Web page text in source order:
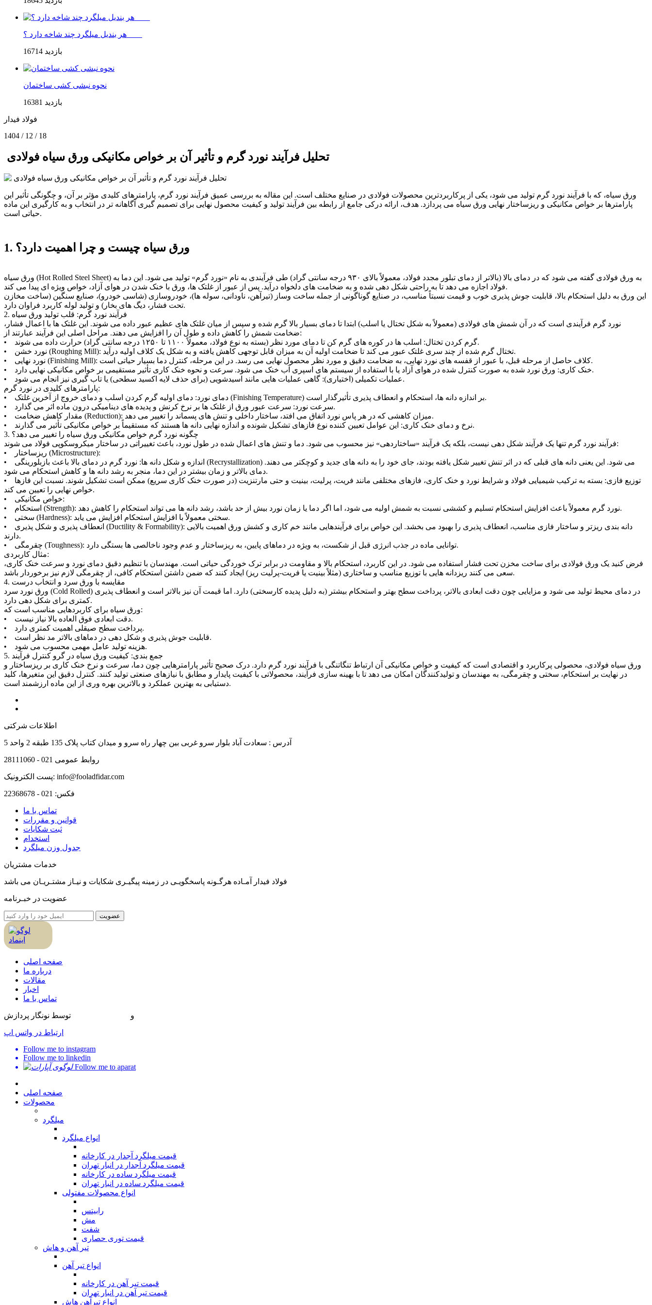
16714 بازدید
نحوه نبشی کشی ساختمان
16381 بازدید
فولاد فيدار
1404 / 12 / 18
تحلیل فرآیند نورد گرم و تأثیر آن بر خواص مکانیکی ورق سیاه فولادی
ورق سیاه، که با فرآیند نورد گرم تولید می شود، یکی از پرکاربردترین محصولات فولادی در صنایع مختلف است. این مقاله به بررسی عمیق فرآیند نورد گرم، پارامترهای کلیدی مؤثر بر آن، و چگونگی تأثیر این
پارامترها بر خواص مکانیکی و ریزساختار نهایی ورق سیاه می پردازد. هدف، ارائه درکی جامع از رابطه بین فرآیند تولید و کیفیت محصول نهایی برای تصمیم گیری آگاهانه تر در انتخاب و به کارگیری این ماده
حیاتی است.
1. ورق سیاه چیست و چرا اهمیت دارد؟
ورق سیاه (Hot Rolled Steel Sheet) به ورق فولادی گفته می شود که در دمای بالا (بالاتر از دمای تبلور مجدد فولاد، معمولاً بالای ۹۳۰ درجه سانتی گراد) طی فرآیندی به نام «نورد گرم» تولید می شود. این دما به
فولاد اجازه می دهد تا به راحتی شکل دهی شده و به ضخامت های دلخواه درآید. پس از عبور از غلتک ها، ورق با خنک شدن در هوای آزاد، خواص ویژه ای پیدا می کند.
این ورق به دلیل استحکام بالا، قابلیت جوش پذیری خوب و قیمت نسبتاً مناسب، در صنایع گوناگونی از جمله ساخت وساز (تیرآهن، ناودانی، سوله ها)، خودروسازی (شاسی خودرو)، صنایع سنگین (ساخت مخازن
تحت فشار، دیگ های بخار) و تولید لوله کاربرد فراوان دارد.
2. فرآیند نورد گرم: قلب تولید ورق سیاه
نورد گرم فرآیندی است که در آن شمش های فولادی (معمولاً به شکل تختال یا اسلب) ابتدا تا دمای بسیار بالا گرم شده و سپس از میان غلتک های عظیم عبور داده می شوند. این غلتک ها با اعمال فشار،
ضخامت شمش را کاهش داده و طول آن را افزایش می دهند. مراحل اصلی این فرآیند عبارتند از:
• گرم کردن تختال: اسلب ها در کوره های گرم کن تا دمای مورد نظر (بسته به نوع فولاد، معمولاً ۱۱۰۰ تا ۱۲۵۰ درجه سانتی گراد) حرارت داده می شوند.
• نورد خشن (Roughing Mill): تختال گرم شده از چند سری غلتک عبور می کند تا ضخامت اولیه آن به میزان قابل توجهی کاهش یافته و به شکل یک کلاف اولیه درآید.
• نورد نهایی (Finishing Mill): کلاف حاصل از مرحله قبل، با عبور از قفسه های نورد نهایی، به ضخامت دقیق و مورد نظر محصول نهایی می رسد. در این مرحله، کنترل دما بسیار حیاتی است.
• خنک کاری: ورق نورد شده به صورت کنترل شده در هوای آزاد یا با استفاده از سیستم های اسپری آب خنک می شود. سرعت و نحوه خنک کاری تأثیر مستقیمی بر خواص مکانیکی نهایی دارد.
• عملیات تکمیلی (اختیاری): گاهی عملیات هایی مانند اسیدشویی (برای حذف لایه اکسید سطحی) یا تاب گیری نیز انجام می شود.
پارامترهای کلیدی در نورد گرم:
• دمای نورد: دمای اولیه گرم کردن اسلب و دمای خروج از آخرین غلتک (Finishing Temperature) بر اندازه دانه ها، استحکام و انعطاف پذیری تأثیرگذار است.
• سرعت نورد: سرعت عبور ورق از غلتک ها بر نرخ کرنش و پدیده های دینامیکی درون ماده اثر می گذارد.
• مقدار کاهش ضخامت (Reduction): میزان کاهشی که در هر پاس نورد اتفاق می افتد، ساختار داخلی و تنش های پسماند را تغییر می دهد.
• نرخ و دمای خنک کاری: این عوامل تعیین کننده نوع فازهای تشکیل شونده و اندازه نهایی دانه ها هستند که مستقیماً بر خواص مکانیکی تأثیر می گذارند.
3. چگونه نورد گرم خواص مکانیکی ورق سیاه را تغییر می دهد؟
فرآیند نورد گرم تنها یک فرآیند شکل دهی نیست، بلکه یک فرآیند «ساختاردهی» نیز محسوب می شود. دما و تنش های اعمال شده در طول نورد، باعث تغییراتی در ساختار میکروسکوپی فولاد می شوند:
• ریزساختار (Microstructure):
• اندازه و شکل دانه ها: نورد گرم در دمای بالا باعث بازبلورینگی (Recrystallization) می شود. این یعنی دانه های قبلی که در اثر تنش تغییر شکل یافته بودند، جای خود را به دانه های جدید و کوچکتر می دهند.
دمای بالاتر و زمان بیشتر در این دما، منجر به رشد دانه ها و کاهش استحکام می شود.
• توزیع فازی: بسته به ترکیب شیمیایی فولاد و شرایط نورد و خنک کاری، فازهای مختلفی مانند فریت، پرلیت، بینیت و حتی مارتنزیت (در صورت خنک کاری سریع) ممکن است تشکیل شوند. نسبت این فازها
خواص نهایی را تعیین می کند.
• خواص مکانیکی:
• استحکام (Strength): نورد گرم معمولاً باعث افزایش استحکام تسلیم و کششی نسبت به شمش اولیه می شود، اما اگر دما یا زمان نورد بیش از حد باشد، رشد دانه ها می تواند استحکام را کاهش دهد.
• سختی (Hardness): سختی معمولاً با افزایش استحکام افزایش می یابد.
• انعطاف پذیری و شکل پذیری (Ductility & Formability): دانه بندی ریزتر و ساختار فازی مناسب، انعطاف پذیری را بهبود می بخشد. این خواص برای فرآیندهایی مانند خم کاری و کشش ورق اهمیت بالایی
دارند.
• چقرمگی (Toughness): توانایی ماده در جذب انرژی قبل از شکست، به ویژه در دماهای پایین، به ریزساختار و عدم وجود ناخالصی ها بستگی دارد.
مثال کاربردی:
فرض کنید یک ورق فولادی برای ساخت مخزن تحت فشار استفاده می شود. در این کاربرد، استحکام بالا و مقاومت در برابر ترک خوردگی حیاتی است. مهندسان با تنظیم دقیق دمای نورد و سرعت خنک کاری،
سعی می کنند ریزدانه هایی با توزیع مناسب و ساختاری (مثلاً بینیت یا فریت-پرلیت ریز) ایجاد کنند که ضمن داشتن استحکام کافی، از چقرمگی لازم نیز برخوردار باشد.
4. مقایسه با ورق سرد و انتخاب درست
ورق نورد سرد (Cold Rolled) در دمای محیط تولید می شود و مزایایی چون دقت ابعادی بالاتر، پرداخت سطح بهتر و استحکام بیشتر (به دلیل پدیده کارسختی) دارد. اما قیمت آن نیز بالاتر است و انعطاف پذیری
کمتری برای شکل دهی دارد.
ورق سیاه برای کاربردهایی مناسب است که:
• دقت ابعادی فوق العاده بالا نیاز نیست.
• پرداخت سطح صیقلی اهمیت کمتری دارد.
• قابلیت جوش پذیری و شکل دهی در دماهای بالاتر مد نظر است.
• هزینه تولید عامل مهمی محسوب می شود.
5. جمع بندی: کیفیت ورق سیاه در گرو کنترل فرآیند
ورق سیاه فولادی، محصولی پرکاربرد و اقتصادی است که کیفیت و خواص مکانیکی آن ارتباط تنگاتنگی با فرآیند نورد گرم دارد. درک صحیح تأثیر پارامترهایی چون دما، سرعت و نرخ خنک کاری بر ریزساختار و
در نهایت بر استحکام، سختی و چقرمگی، به مهندسان و تولیدکنندگان امکان می دهد تا با بهینه سازی فرآیند، محصولاتی با کیفیت پایدار و مطابق با نیازهای صنعتی تولید کنند. کنترل دقیق این متغیرها، کلید
دستیابی به بهترین عملکرد و بالاترین بهره وری از این ماده ارزشمند است.
اطلاعات شرکتی
آدرس : سعادت آباد بلوار سرو غربی بین چهار راه سرو و میدان کتاب پلاک 135 طبقه 2 واحد 5
روابط عمومی 021 - 28111060
پست الکترونیک: info@fooladfidar.com
فکس: 021 - 22368678
تماس با ما
قوانین و مقررات
ثبت شکایات
استخدام
جدول وزن ميلگرد
خدمات مشتریان
فولاد فیدار آمـاده هرگـونه پاسخگویـی در زمینه پیگیـری شکایات و نیـاز مشتـریـان می باشد
عضویت در خبـرنامه
عضویت
صفحه اصلی
درباره ما
مقالات
اخبار
تماس با ما
و توسط نونگار پردازش
ارتباط در واتس اپ
Follow me to instagram
Follow me to linkedin
Follow me to aparat
صفحه اصلی
محصولات
میلگرد
انواع میلگرد
قیمت میلگرد آجدار در کارخانه
قیمت میلگرد آجدار در انبار تهران
قیمت میلگرد ساده در کارخانه
قیمت میلگرد ساده در انبار تهران
انواع محصولات مفتولی
رابیتس
مش
شفت
قیمت توری حصاری
تیر آهن و هاش
انواع تیر آهن
قیمت تیر آهن در کارخانه
قیمت تیر آهن در انبار تهران
انواع تیرآهن هاش